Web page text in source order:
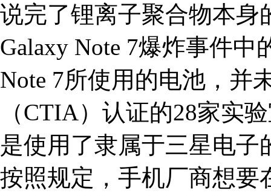
说完了锂离子聚合物本身
Galaxy Note 7爆炸事件
Note 7所使用的电池，并
（CTIA）认证的28家实
是使用了隶属于三星电
按照规定，手机厂商想要